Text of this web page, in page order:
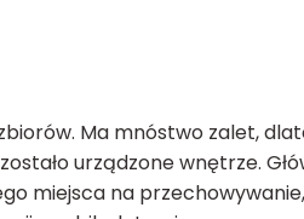
Ma mnóstwo zalet,
urządzone wnętrze.
miejsca na